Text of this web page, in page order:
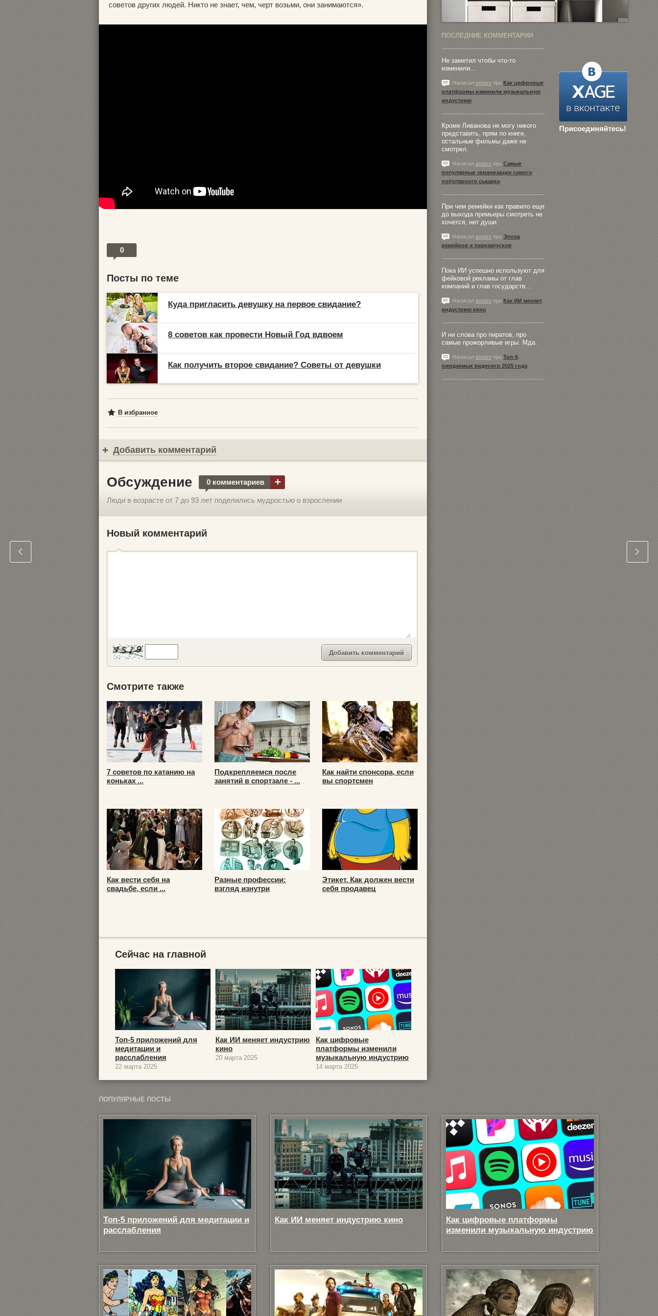
советов других людей. Никто не знает, чем, черт возьми, они занимаются».
0
Посты по теме
Куда пригласить девушку на первое свидание?
8 советов как провести Новый Год вдвоем
Как получить второе свидание? Советы от девушки
В избранное
Добавить комментарий
Обсуждение 0 комментариев +
Люди в возрасте от 7 до 93 лет поделились мудростью о взрослении
Новый комментарий
Смотрите также
7 советов по катанию на
коньках ...
Подкрепляемся после
занятий в спортзале - ...
Как найти спонсора, если
вы спортсмен
Как вести себя на
свадьбе, если ...
Разные профессии:
взгляд изнутри
Этикет. Как должен вести
себя продавец
Сейчас на главной
Топ-5 приложений для
медитации и
расслабления
22 марта 2025
Как ИИ меняет индустрию
кино
20 марта 2025
Как цифровые
платформы изменили
музыкальную индустрию
14 марта 2025
ПОСЛЕДНИЕ КОММЕНТАРИИ
Присоединяйтесь!
Не заметил чтобы что-то
изменили...
Написал astass про Как цифровые
платформы изменили музыкальную
индустрию
Кроме Ливанова не могу никого
представить, прям по книге,
остальные фильмы даже не
смотрел.
Написал astass про Самые
популярные экранизации самого
популярного сыщика
При чем ремейки как правило еще
до выхода премьеры смотреть не
хочется, нет души.
Написал astass про Эпоха
ремейков и перезапусков
Пока ИИ успешно используют для
фейковой рекламы от глав
компаний и глав государств...
Написал astass про Как ИИ меняет
индустрию кино
И ни слова про пиратов, про
самые прожорливые игры. Мда.
Написал astass про Топ-5
ожидаемых видеоигр 2025 года
ПОПУЛЯРНЫЕ ПОСТЫ
Топ-5 приложений для медитации и
расслабления
Как ИИ меняет индустрию кино
Как цифровые платформы
изменили музыкальную индустрию